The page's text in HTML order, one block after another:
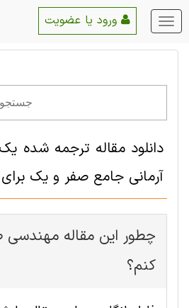
منو
اصلی
دانلود مقاله ترجمه شده
آرمانی جامع صفر و یک برای
چطور این مقاله مهندسی
کنم؟